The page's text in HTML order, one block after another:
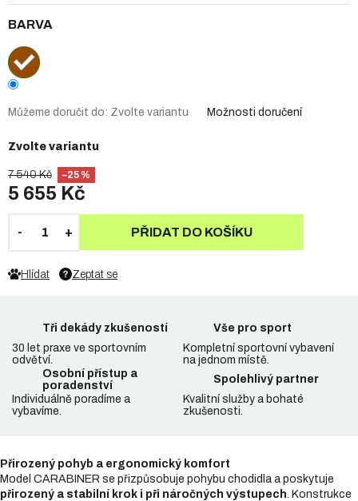
7 540 Kč –25 %
5 655 Kč
Zvolte variantu
BARVA
Můžeme doručit do: Zvolte variantu Možnosti doručení
PŘIDAT DO KOŠÍKU
Zeptat se
Hlídat
Tři dekády zkušeností
30 let praxe ve sportovním
odvětví.
Vše pro sport
Kompletní sportovní vybavení
na jednom místě.
Osobní přístup a
poradenství
Individuálně poradíme a
vybavíme.
Spolehlivý partner
Kvalitní služby a bohaté
zkušenosti.
Přirozený pohyb a ergonomický komfort
Model CARABINER se přizpůsobuje pohybu chodidla a poskytuje
přirozený a stabilní krok i při náročných výstupech . Konstrukce